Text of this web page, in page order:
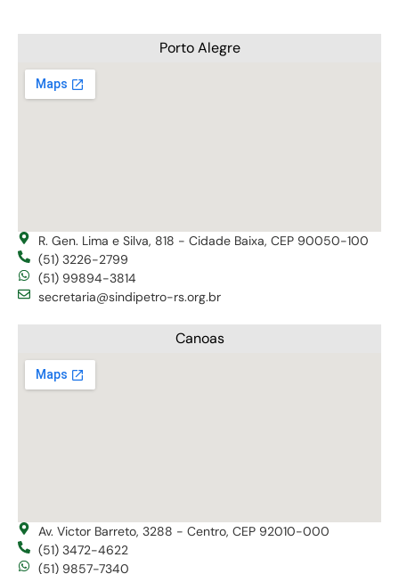
Porto Alegre
R. Gen. Lima e Silva, 818 - Cidade Baixa, CEP 90050-100
(51) 3226-2799
(51) 99894-3814
secretaria@sindipetro-rs.org.br
Canoas
Av. Victor Barreto, 3288 - Centro, CEP 92010-000
(51) 3472-4622
(51) 9857-7340